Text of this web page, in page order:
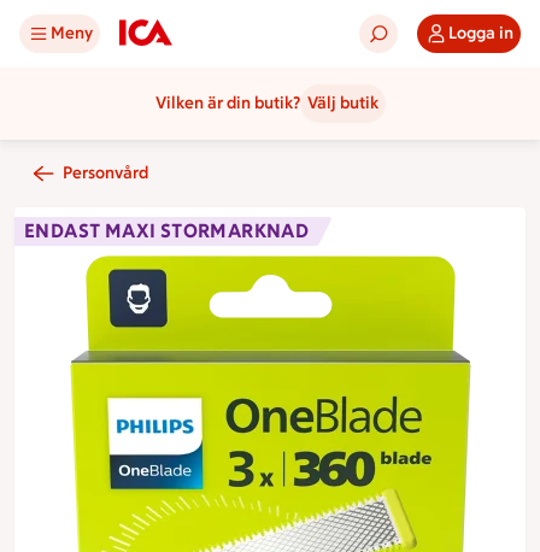
Meny Logga in
Vilken är din butik? Välj butik
Personvård
ENDAST MAXI STORMARKNAD